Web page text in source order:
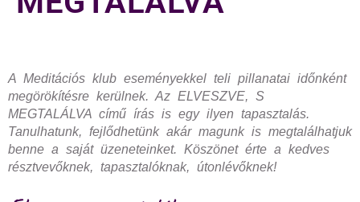
A Meditációs klub eseményekkel teli pillanatai időnként
megörökítésre kerülnek. Az ELVESZVE, S
MEGTALÁLVA című írás is egy ilyen tapasztalás.
Tanulhatunk, fejlődhetünk akár magunk is megtalálhatjuk
benne a saját üzeneteinket. Köszönet érte a kedves
résztvevőknek, tapasztalóknak, útonlévőknek!